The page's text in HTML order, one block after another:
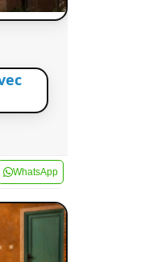
WhatsApp